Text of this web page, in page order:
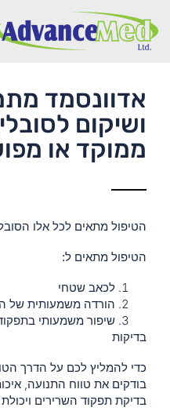
אדוונסמד
ושיקום
ממוקד או
הטיפול מתאים לכל אלו
הטיפול מתאים ל:
לכאב שטחי
הורדה משמעותית של
שיפור משמעותי
בדיקות
כדי להמליץ לכם על הדרך
בודקים את טווח התנועה,
בדיקת תפקוד השרירים